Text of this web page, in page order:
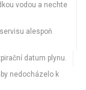
vodou a nechte
alespoň
datum plynu.
nedocházelo k